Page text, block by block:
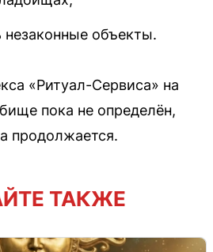
незаконные объекты.
«Ритуал-Сервиса» на
пока не определён,
продолжается.
ТАКЖЕ